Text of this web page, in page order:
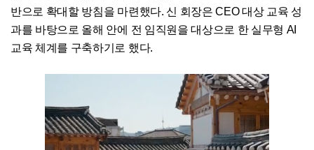
반으로 확대할 방침을 마련했다. 신 회장은 CEO 대상 교육 성
과를 바탕으로 올해 안에 전 임직원을 대상으로 한 실무형 AI
교육 체계를 구축하기로 했다.